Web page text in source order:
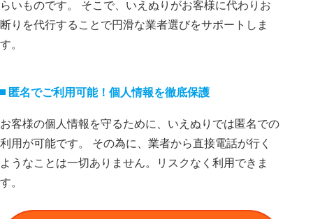
らいものです。 そこで、いえぬりがお客様に代わりお
断りを代⾏することで円滑な業者選びをサポートしま
す。
匿名でご利⽤可能！個⼈情報を徹底保護
お客様の個⼈情報を守るために、いえぬりでは匿名での
利⽤が可能です。 その為に、業者から直接電話が⾏く
ようなことは⼀切ありません。リスクなく利⽤できま
す。